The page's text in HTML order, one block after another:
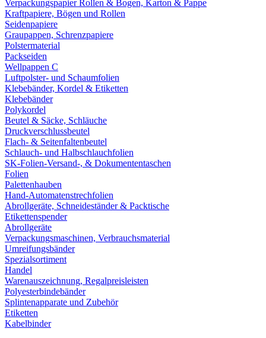
Verpackungspapier Rollen & Bogen, Karton & Pappe
Kraftpapiere, Bögen und Rollen
Seidenpapiere
Graupappen, Schrenzpapiere
Polstermaterial
Packseiden
Wellpappen C
Luftpolster- und Schaumfolien
Klebebänder, Kordel & Etiketten
Klebebänder
Polykordel
Beutel & Säcke, Schläuche
Druckverschlussbeutel
Flach- & Seitenfaltenbeutel
Schlauch- und Halbschlauchfolien
SK-Folien-Versand-, & Dokumententaschen
Folien
Palettenhauben
Hand-Automatenstrechfolien
Abrollgeräte, Schneideständer & Packtische
Etikettenspender
Abrollgeräte
Verpackungsmaschinen, Verbrauchsmaterial
Umreifungsbänder
Spezialsortiment
Handel
Warenauszeichnung, Regalpreisleisten
Polyesterbindebänder
Splintenapparate und Zubehör
Etiketten
Kabelbinder